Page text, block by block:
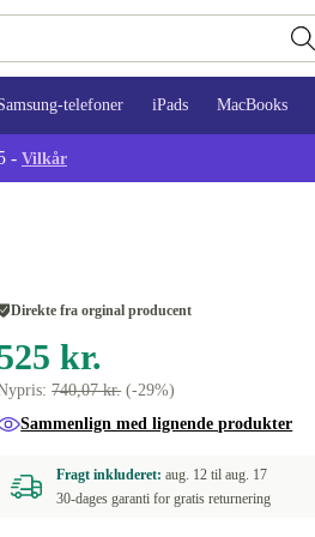
telefoner iPads MacBooks
- Vilkår
Direkte fra orginal producent
kr.
740,07 kr.(-29%)
Sammenlign med lignende produkter
Fragt inkluderet:aug. 12 tilaug. 17
30-dages garanti for gratis returnering